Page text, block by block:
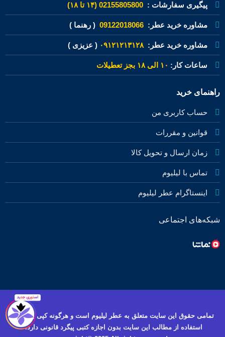
پیگیری سفارشات : 02155805800 (۱۴ تا ۱۸)
مشاوره خرید عطر: 09122018066 ( رهنما )
مشاوره خرید عطر: ۰۹۱۲۱۲۱۳۱۲۸ ( عزیزی )
ساعات کار: ۱۰ الی ۱۸ بجز تعطیلات
راهنمای خرید
حساب کاربری من
قوانین و مقررات
زمان ارسال و تحویل کالا
تماس با لیلیوم
اینستاگرام عطر لیلیوم
شبکه‌های اجتماعی
تمامی حقوق این سایت متعلق به عطر لیلیوم است و هرگونه کپی برداری و
استفاده از مطالب این سایت بدون اجازه کتبی پیگرد قانونی دارد.